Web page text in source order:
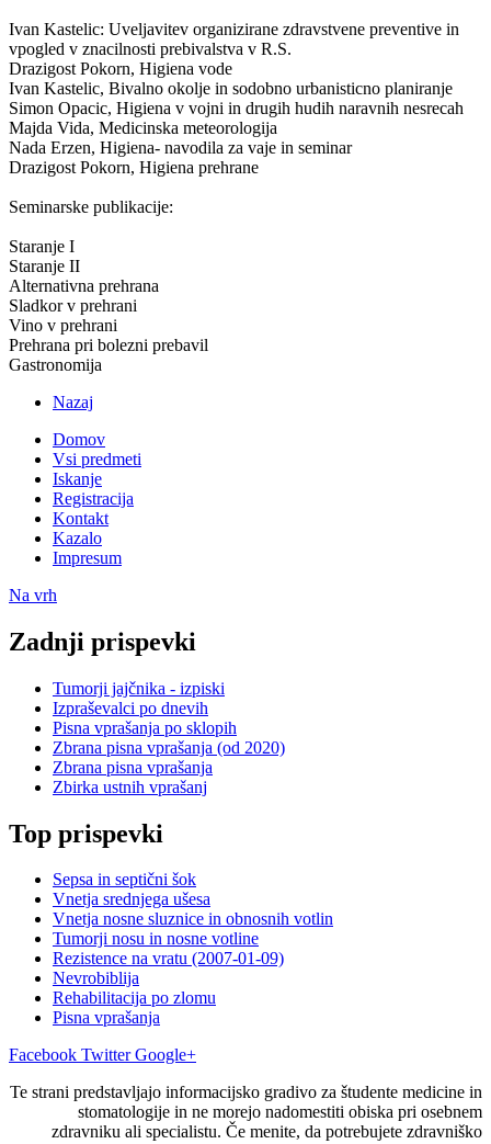
Ivan Kastelic: Uveljavitev organizirane zdravstvene preventive in
vpogled v znacilnosti prebivalstva v R.S.
Drazigost Pokorn, Higiena vode
Ivan Kastelic, Bivalno okolje in sodobno urbanisticno planiranje
Simon Opacic, Higiena v vojni in drugih hudih naravnih nesrecah
Majda Vida, Medicinska meteorologija
Nada Erzen, Higiena- navodila za vaje in seminar
Drazigost Pokorn, Higiena prehrane
Seminarske publikacije:
Staranje I
Staranje II
Alternativna prehrana
Sladkor v prehrani
Vino v prehrani
Prehrana pri bolezni prebavil
Gastronomija
Nazaj
Domov
Vsi predmeti
Iskanje
Registracija
Kontakt
Kazalo
Impresum
Na vrh
Zadnji prispevki
Tumorji jajčnika - izpiski
Izpraševalci po dnevih
Pisna vprašanja po sklopih
Zbrana pisna vprašanja (od 2020)
Zbrana pisna vprašanja
Zbirka ustnih vprašanj
Top prispevki
Sepsa in septični šok
Vnetja srednjega ušesa
Vnetja nosne sluznice in obnosnih votlin
Tumorji nosu in nosne votline
Rezistence na vratu (2007-01-09)
Nevrobiblija
Rehabilitacija po zlomu
Pisna vprašanja
Facebook Twitter Google+
Te strani predstavljajo informacijsko gradivo za študente medicine in
stomatologije in ne morejo nadomestiti obiska pri osebnem
zdravniku ali specialistu. Če menite, da potrebujete zdravniško